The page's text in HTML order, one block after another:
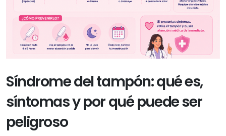
Síndrome del tampón: qué es,
síntomas y por qué puede ser
peligroso